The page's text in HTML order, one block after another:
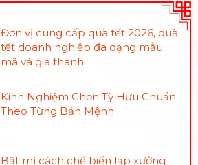
Đơn vị cung cấp quà tết 2026, quà
tết doanh nghiệp đa dạng mẫu
mã và giá thành
Kinh Nghiệm Chọn Tỳ Hưu Chuẩn
Theo Từng Bản Mệnh
Bật mí cách chế biến lạp xưởng